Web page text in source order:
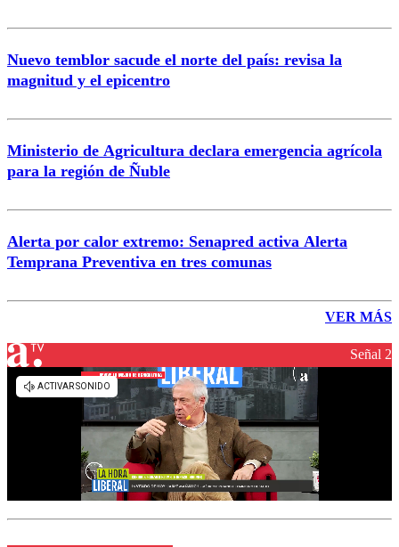
Nuevo temblor sacude el norte del país: revisa la
magnitud y el epicentro
Ministerio de Agricultura declara emergencia agrícola
para la región de Ñuble
Alerta por calor extremo: Senapred activa Alerta
Temprana Preventiva en tres comunas
VER MÁS
Señal 2